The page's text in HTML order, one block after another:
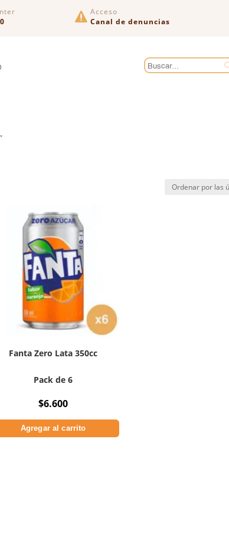
 Acceso
Canal de denuncias
Fanta Zero Lata 350cc
Pack de 6
$6.600
Agregar al carrito